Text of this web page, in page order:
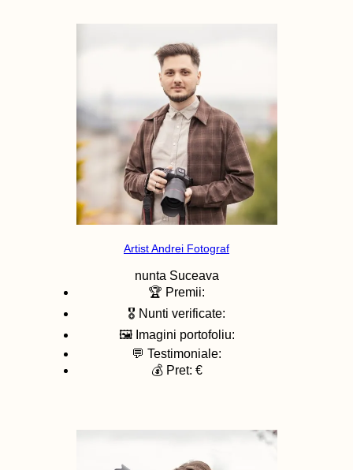
Artist Andrei Fotograf
nunta Suceava
🏆 Premii:
🎖️ Nunti verificate:
🖼️ Imagini portofoliu:
💬 Testimoniale:
💰 Pret: €